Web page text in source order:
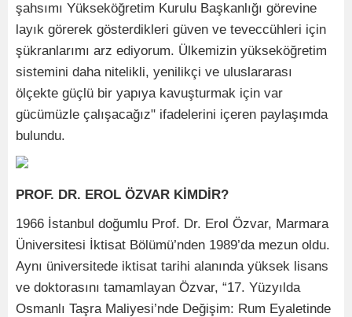
şahsımı Yükseköğretim Kurulu Başkanlığı görevine
layık görerek gösterdikleri güven ve teveccühleri için
şükranlarımı arz ediyorum. Ülkemizin yükseköğretim
sistemini daha nitelikli, yenilikçi ve uluslararası
ölçekte güçlü bir yapıya kavuşturmak için var
gücümüzle çalışacağız" ifadelerini içeren paylaşımda
bulundu.
PROF. DR. EROL ÖZVAR KİMDİR?
1966 İstanbul doğumlu Prof. Dr. Erol Özvar, Marmara
Üniversitesi İktisat Bölümü’nden 1989’da mezun oldu.
Aynı üniversitede iktisat tarihi alanında yüksek lisans
ve doktorasını tamamlayan Özvar, “17. Yüzyılda
Osmanlı Taşra Maliyesi’nde Değişim: Rum Eyaletinde